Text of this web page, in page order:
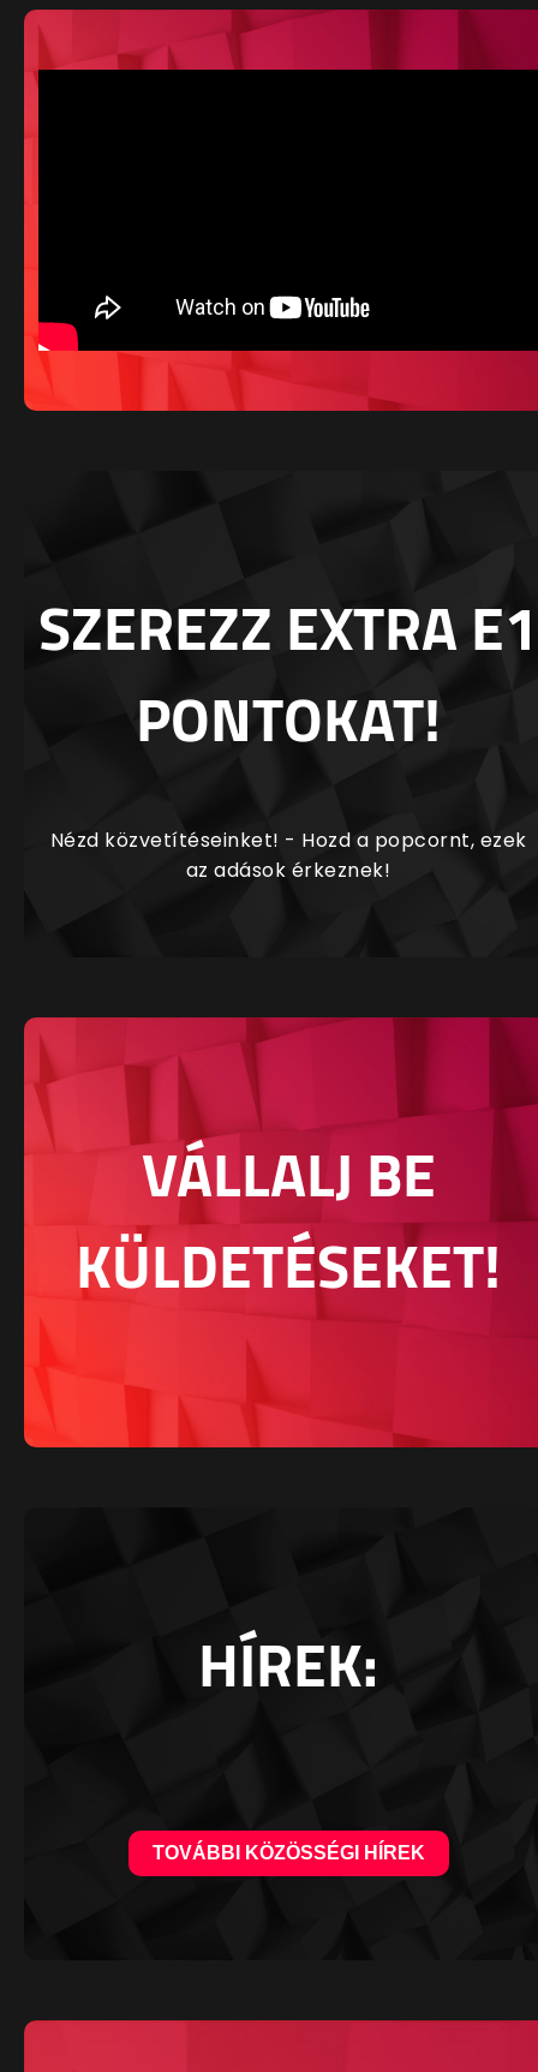
SZEREZZ EXTRA E1
PONTOKAT!
Nézd közvetítéseinket! - Hozd a popcornt, ezek
az adások érkeznek!
VÁLLALJ BE
KÜLDETÉSEKET!
HÍREK:
TOVÁBBI KÖZÖSSÉGI HÍREK